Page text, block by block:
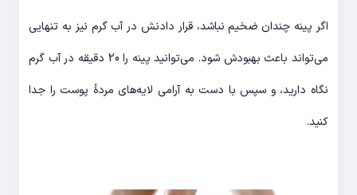
اگر پینه چندان ضخیم نباشد، قرار دادنش در آب گرم نیز به تنهایی
می‌تواند باعث بهبودش شود. می‌توانید پینه را 20 دقیقه در آب گرم
نگاه دارید، و سپس با دست به آرامی لایه‌های مردۀ پوست را جدا
کنید.